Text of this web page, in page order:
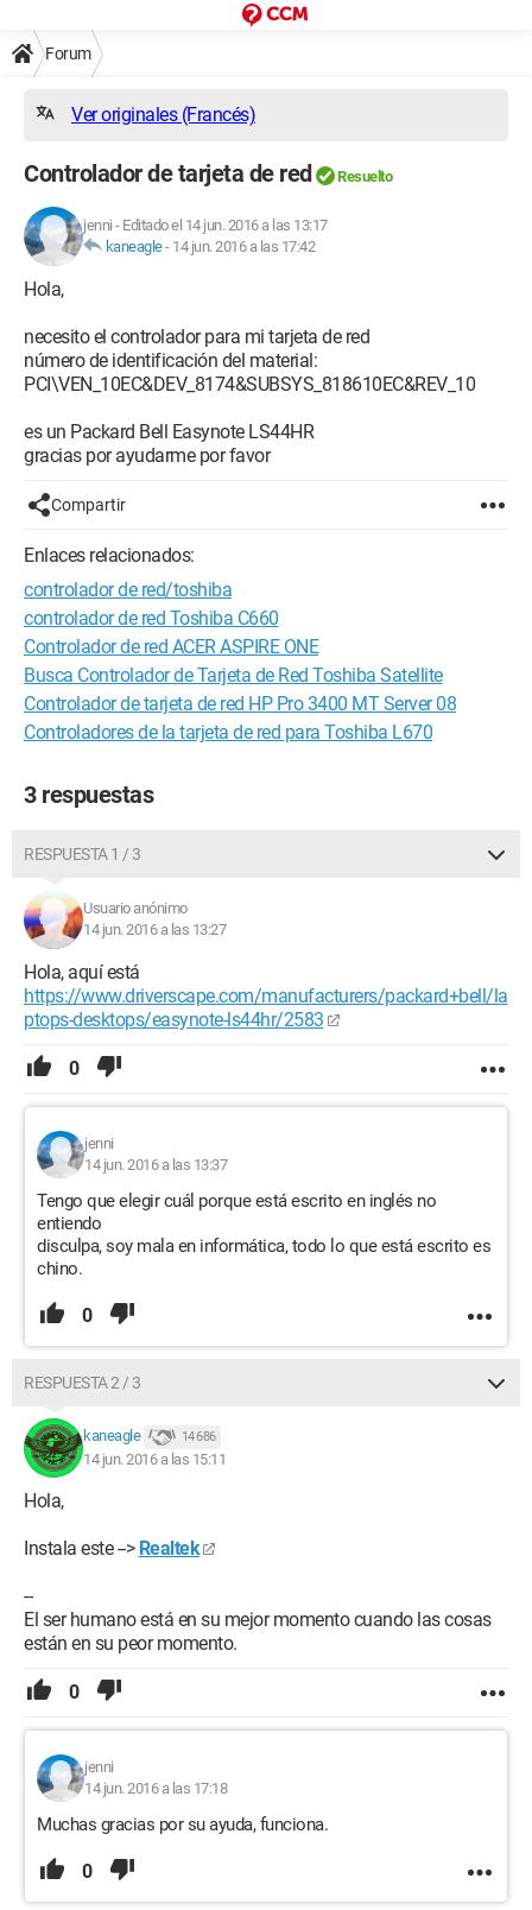
Forum
Ver originales (Francés)
Controlador de tarjeta de red Resuelto
jenni - Editado el 14 jun. 2016 a las 13:17
kaneagle- 14 jun. 2016 a las 17:42
Hola,
necesito el controlador para mi tarjeta de red
número de identificación del material:
PCI\VEN_10EC&DEV_8174&SUBSYS_818610EC&REV_10
es un Packard Bell Easynote LS44HR
gracias por ayudarme por favor
Compartir
Enlaces relacionados:
controlador de red/toshiba
controlador de red Toshiba C660
Controlador de red ACER ASPIRE ONE
Busca Controlador de Tarjeta de Red Toshiba Satellite
Controlador de tarjeta de red HP Pro 3400 MT Server 08
Controladores de la tarjeta de red para Toshiba L670
3 respuestas
RESPUESTA 1 / 3
Usuario anónimo
14 jun. 2016 a las 13:27
Hola, aquí está
https://www.driverscape.com/manufacturers/packard+bell/la
ptops-desktops/easynote-ls44hr/2583
0
jenni
14 jun. 2016 a las 13:37
Tengo que elegir cuál porque está escrito en inglés no
entiendo
disculpa, soy mala en informática, todo lo que está escrito es
chino.
0
RESPUESTA 2 / 3
kaneagle 14 686
14 jun. 2016 a las 15:11
Hola,
Instala este --> Realtek
--
El ser humano está en su mejor momento cuando las cosas
están en su peor momento.
0
jenni
14 jun. 2016 a las 17:18
Muchas gracias por su ayuda, funciona.
0